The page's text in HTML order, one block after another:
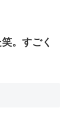
。すごく